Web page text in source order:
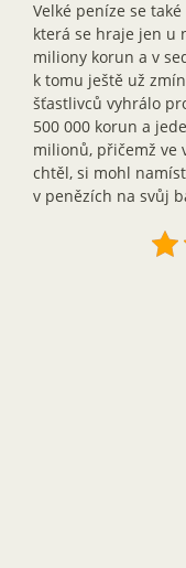
Velké peníze se
která se hraje jen u
miliony korun a v
k tomu ještě už
šťastlivců vyhrálo
500 000 korun a
milionů, přičemž ve
chtěl, si mohl
v penězích na svůj